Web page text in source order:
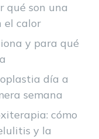
qué son una
el calor
y para qué
día a
semana
cómo
y la